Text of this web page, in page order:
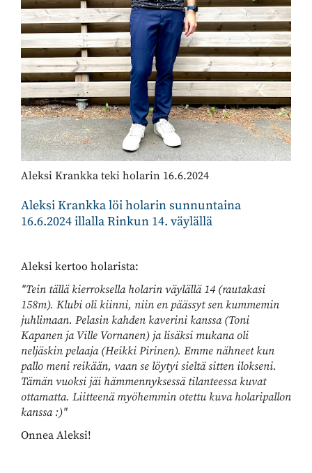
Aleksi Krankka teki holarin 16.6.2024
Aleksi Krankka löi holarin sunnuntaina
16.6.2024 illalla Rinkun 14. väylällä
Aleksi kertoo holarista:
"Tein tällä kierroksella holarin väylällä 14 (rautakasi
158m). Klubi oli kiinni, niin en päässyt sen kummemin
juhlimaan. Pelasin kahden kaverini kanssa (Toni
Kapanen ja Ville Vornanen) ja lisäksi mukana oli
neljäskin pelaaja (Heikki Pirinen). Emme nähneet kun
pallo meni reikään, vaan se löytyi sieltä sitten ilokseni.
Tämän vuoksi jäi hämmennyksessä tilanteessa kuvat
ottamatta. Liitteenä myöhemmin otettu kuva holaripallon
kanssa :)"
Onnea Aleksi!